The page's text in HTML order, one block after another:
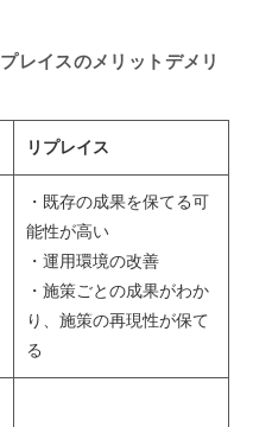
レイスのメリットデメリ
リプレイス
・既存の成果を保てる可
能性が高い
・運用環境の改善
・施策ごとの成果がわか
り、施策の再現性が保て
る